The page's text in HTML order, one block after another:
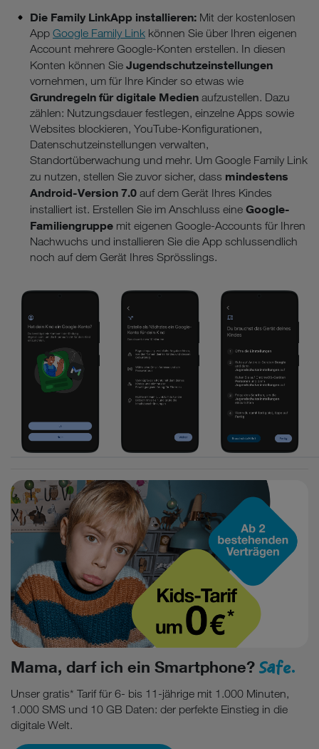
Die Family LinkApp installieren: Mit der kostenlosen
App Google Family Link können Sie über Ihren eigenen
Account mehrere Google-Konten erstellen. In diesen
Konten können Sie Jugendschutzeinstellungen
vornehmen, um für Ihre Kinder so etwas wie
Grundregeln für digitale Medien aufzustellen. Dazu
zählen: Nutzungsdauer festlegen, einzelne Apps sowie
Websites blockieren, YouTube-Konfigurationen,
Datenschutzeinstellungen verwalten,
Standortüberwachung und mehr. Um Google Family Link
zu nutzen, stellen Sie zuvor sicher, dass mindestens
Android-Version 7.0 auf dem Gerät Ihres Kindes
installiert ist. Erstellen Sie im Anschluss eine Google-
Familiengruppe mit eigenen Google-Accounts für Ihren
Nachwuchs und installieren Sie die App schlussendlich
noch auf dem Gerät Ihres Sprösslings.
Mama, darf ich ein Smartphone? Safe.
Unser gratis* Tarif für 6- bis 11-jährige mit 1.000 Minuten,
1.000 SMS und 10 GB Daten: der perfekte Einstieg in die
digitale Welt.